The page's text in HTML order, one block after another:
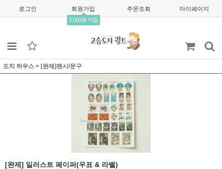
로그인 회원가입
2,000원 적립
주문조회 마이페이지
도치 하우스 > [완제]팬시/문구
[완제] 일러스트 페이퍼(우표 & 라벨)